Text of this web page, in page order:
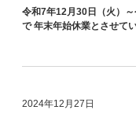
令和7年12月30日（火）
で 年末年始休業とさせて
2024年12月27日